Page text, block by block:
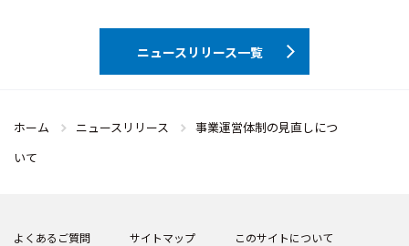
ニュースリリース一覧
ホーム ニュースリリース
事業運営体制の見直しにつ
いて
よくあるご質問 サイトマップ このサイトについて